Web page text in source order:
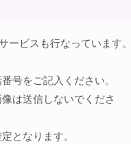
ービスも行なっています
号をご記入ください。
は送信しないでくださ
となります。